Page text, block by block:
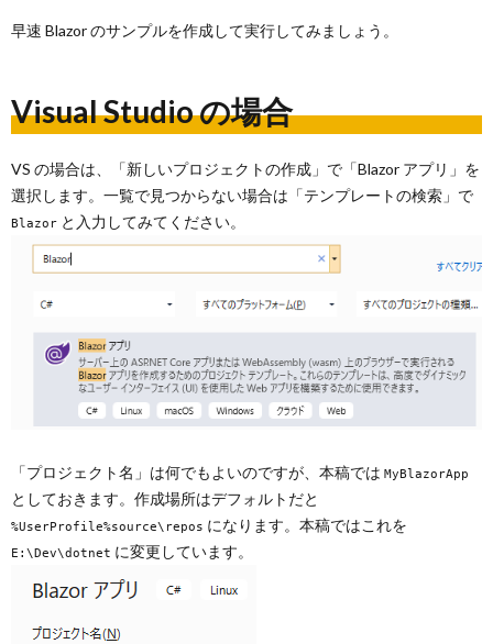
早速 Blazor のサンプルを作成して実行してみましょう。
Visual Studio の場合
VS の場合は、「新しいプロジェクトの作成」で「Blazor アプリ」を
選択します。一覧で見つからない場合は「テンプレートの検索」で
Blazor と入力してみてください。
「プロジェクト名」は何でもよいのですが、本稿では MyBlazorApp
としておきます。作成場所はデフォルトだと
%UserProfile%source\repos になります。本稿ではこれを
E:\Dev\dotnet に変更しています。